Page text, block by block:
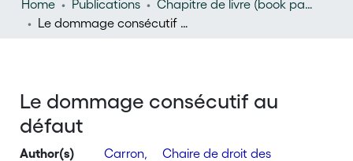
Home Publications
Chapitre de livre (book part)
Le dommage consécutif au défaut
Le dommage consécutif au
défaut
Author(s)
Carron,
Chaire de droit des